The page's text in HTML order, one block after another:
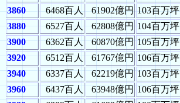
3860
6468百人 61902億円 103百万坪
3880
6527百人 62808億円 104百万坪
3900
6362百人 60870億円 105百万坪
3920
6512百人 61767億円 106百万坪
3940
6337百人 62219億円 103百万坪
3960
6437百人 63948億円 106百万坪